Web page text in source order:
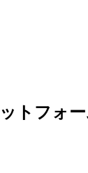
トフォ